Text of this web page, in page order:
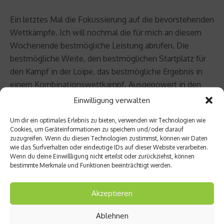
Einwilligung verwalten
Um dir ein optimales Erlebnis zu bieten, verwenden wir Technologien wie
Cookies, um Geräteinformationen zu speichern und/oder darauf
zuzugreifen. Wenn du diesen Technologien zustimmst, können wir Daten
wie das Surfverhalten oder eindeutige IDs auf dieser Website verarbeiten.
Wenn du deine Einwillligung nicht erteilst oder zurückziehst, können
bestimmte Merkmale und Funktionen beeinträchtigt werden.
Akzeptieren
Ablehnen
Ein letztes Mal die Fokussierung auf die bevorstehenden
Wettkämpfe. Ich will nochmal die für mich an diesem
Wochenende bestmögliche Leistung abrufen. Die
bestmögliche Weite, den bestmöglichen Startplatz für
den Kampf in der Loipe, das bestmögliche Ergebnis in
einem Kombinationswettkampf. Ausgepowert in den
Zieleinlauf kommen, nach einem Rennen, in dem man
gekämpft hat.
Das letzte Mal, den Sprungski abschnallen- nie wieder
Springen. Das letzte Mal den Langlaufski nach einem
Gegner mit einem Handschlag Respekt zollen.
Das letzte Mal, ich werde es genießen!